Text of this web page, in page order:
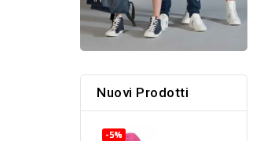
Nuovi Prodotti
-5%